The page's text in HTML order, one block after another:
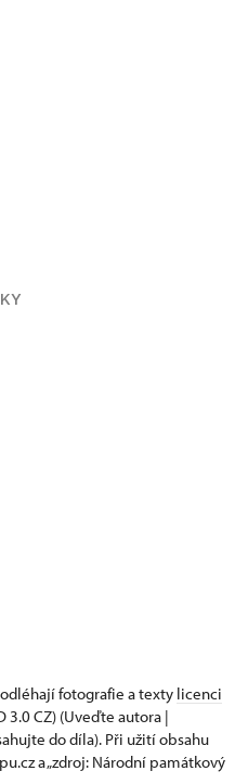
fotografie a texty licenci
3.0 CZ) (Uveďte autora |
do díla). Při užití obsahu
a „zdroj: Národní památkový